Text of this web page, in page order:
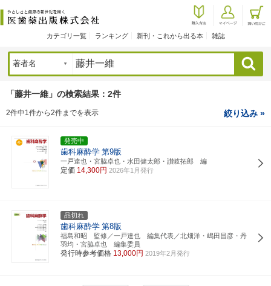
カテゴリ一覧 ランキング 新刊・これから出る本 雑誌
検索
「藤井一維」の検索結果：2件
2件中1件から2件までを表示 絞り込み »
発売中
歯科麻酔学 第9版
一戸達也・宮脇卓也・水田健太郎・讃岐拓郎 編
定価 14,300円 2026年1月発行
品切れ
歯科麻酔学 第8版
福島和昭 監修／一戸達也 編集代表／北畑洋・嶋田昌彦・丹
羽均・宮脇卓也 編集委員
発行時参考価格 13,000円 2019年2月発行